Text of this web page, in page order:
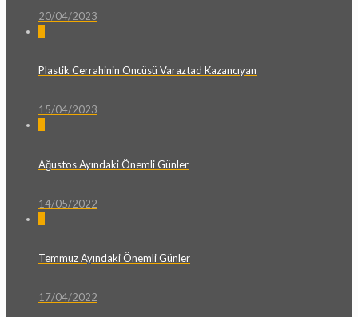
20/04/2023
Plastik Cerrahinin Öncüsü Varaztad Kazancıyan
15/04/2023
Ağustos Ayındaki Önemli Günler
14/05/2022
Temmuz Ayındaki Önemli Günler
17/04/2022